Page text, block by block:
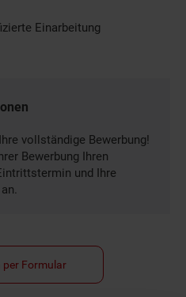
Einarbeitung
vollständige Bewerbung!
Bewerbung Ihren
und Ihre
per Formular